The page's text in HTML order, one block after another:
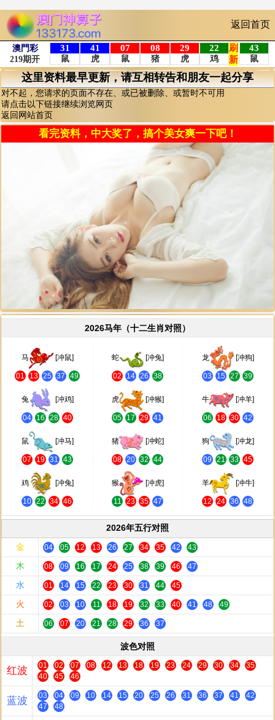
返回首页
这里资料最早更新，请互相转告和朋友一起分享
对不起，您请求的页面不存在、或已被删除、或暂时不可用
请点击以下链接继续浏览网页
返回网站首页
看完资料，中大奖了，搞个美女爽一下吧！
2026马年（十二生肖对照）
马 [冲鼠]
01 13 25 37 49
蛇 [冲兔]
02 14 26 38
龙 [冲狗]
03 15 27 39
兔 [冲鸡]
04 16 28 40
虎 [冲猴]
05 17 29 41
牛 [冲羊]
06 18 30 42
鼠 [冲马]
07 19 31 43
猪 [冲蛇]
08 20 32 44
狗 [冲龙]
09 21 33 45
鸡 [冲兔]
10 22 34 46
猴 [冲虎]
11 23 35 47
羊 [冲牛]
12 24 36 48
2026年五行对照
金
04 05 12 13 26 27 34 35 42 43
木 08 09 16 17 24 25 38 39 46 47
水 01 14 15 22 23 30 31 44 45
火 02 03 10 11 18 19 32 33 40 41 48 49
土 06 07 20 21 28 29 36 37
波色对照
红波 01 02 07 08 12 13 18 19 23 24 29 30 34
35
40
45 46
蓝波 03 04 09 10 14 15 20 25 26 31 36 37 41
42
47
48